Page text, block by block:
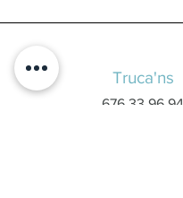
Truca'ns
676 33 96 94